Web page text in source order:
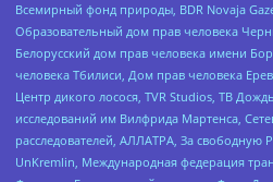
Всемирный фонд природы, BDR Novaja
Образовательный дом прав человека
Белорусский дом прав человека имени
человека Тбилиси, Дом прав человека
Центр дикого лосося, TVR Studios, ТВ
исследований им Вилфрида Мартенса,
расследователей, АЛЛАТРА, За свободную
UnKremlin, Международная федерация